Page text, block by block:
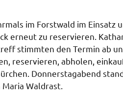
im Forstwald im Einsatz
erneut zu reservieren.
stimmten den Termin ab
reservieren, abholen,
Donnerstagabend
Waldrast.